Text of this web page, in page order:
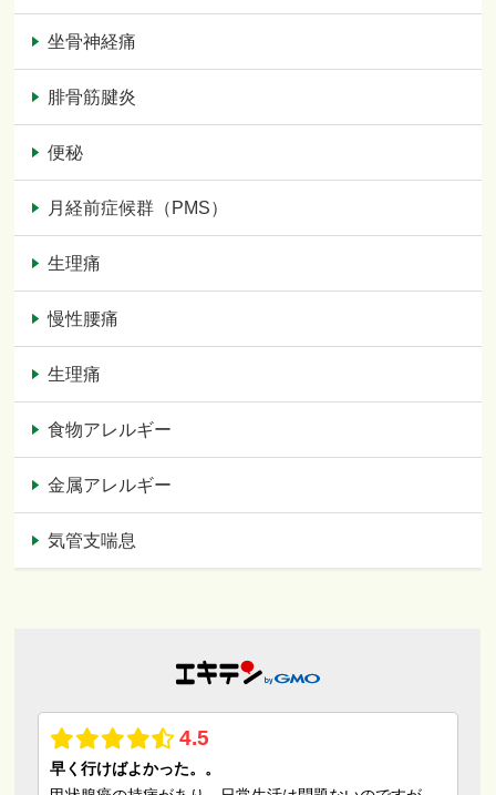
坐骨神経痛
腓骨筋腱炎
便秘
月経前症候群（PMS）
生理痛
慢性腰痛
生理痛
食物アレルギー
金属アレルギー
気管支喘息